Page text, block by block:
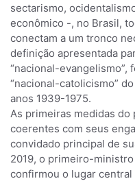
sectarismo,
econômico -, no Brasil,
conectam a um tronco
definição apresentada
“nacional-evangelismo”,
“nacional-catolicismo”
anos 1939-1975.
As primeiras medidas
coerentes com seus
convidado principal de
2019, o primeiro-
confirmou o lugar